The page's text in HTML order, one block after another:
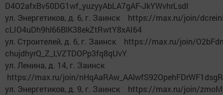
D4O2afxBv50DG1wf_yuzyyAbLA7gAF-JkYWvhrLsdI
ул. Энергетиков, д. 6, г. Заинск https://max.ru/join/
cLIO4uDh9hl66BlK38ekZtRwtY8xAI64
ул. Строителей, д. 6, г. Заинск https://max.ru/join/
chujdhyrQ_Z_LVZTDOPp3fq8qUvY
ул. Ленина, д. 14, г. Заинск
https://max.ru/join/
ул. Энергетиков, д. 9, г. Заинск https://max.ru/join/